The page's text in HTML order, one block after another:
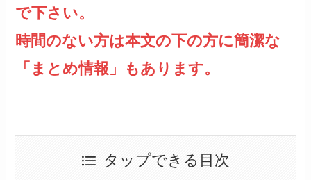
で下さい。
時間のない方は本文の下の方に簡潔な
「まとめ情報」もあります。
タップできる目次